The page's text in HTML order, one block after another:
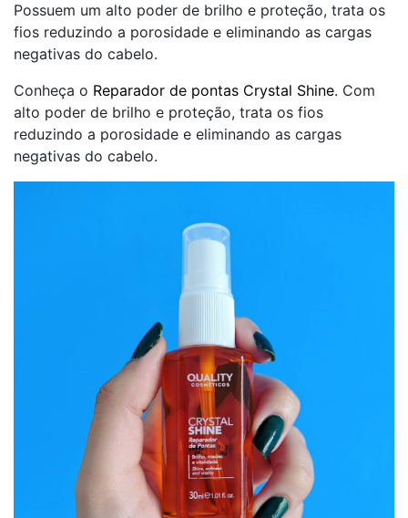
Possuem um alto poder de brilho e proteção, trata os
fios reduzindo a porosidade e eliminando as cargas
negativas do cabelo.
Conheça o Reparador de pontas Crystal Shine. Com
alto poder de brilho e proteção, trata os fios
reduzindo a porosidade e eliminando as cargas
negativas do cabelo.